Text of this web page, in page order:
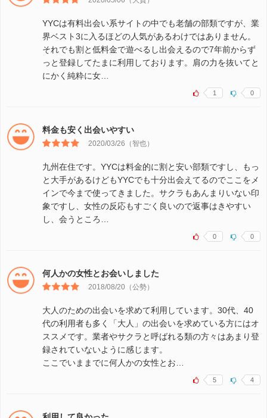
YYCは有料出会い系サイトの中でも老舗の部類ですが、業
界ベスト3に入るほどの人気があるわけではありません。
それでも割と低料金で遊べるし出会えるので7年前からず
っと登録してたまに利用しております。肩の力を抜いてと
にかく純粋に女…
1 0
料金も安く出会いやすい
2020/03/26（智也）
九州在住です。YYCは料金的に割と安い部類ですし、もっ
と大手があるけどもYYCでも十分出会えてるのでここをメ
インで今まで使ってきました。サクラもあんまりいない印
象ですし、女性の反応もすごく良いので返事はきやすい
し、会うところ…
0 0
何人かの女性とお会いしました
2018/08/20（公勢）
大人のための出会いを求めて利用しています。30代、40
代の利用者も多く「大人」の出会いを求めている方にはオ
ススメです。業者やサクラと呼ばれる類の方々はあまり登
録されていないように感じます。
ここでいままでに何人かの女性とお…
5 4